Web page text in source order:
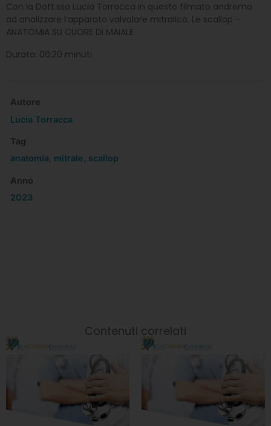
Con la Dott.ssa Lucia Torracca in questo filmato andremo
ad analizzare l’apparato valvolare mitralico. Le scallop –
ANATOMIA SU CUORE DI MAIALE
Durata: 00:20 minuti
Autore
Lucia Torracca
Tag
anatomia mitrale scallop
Anno
2023
Contenuti correlati